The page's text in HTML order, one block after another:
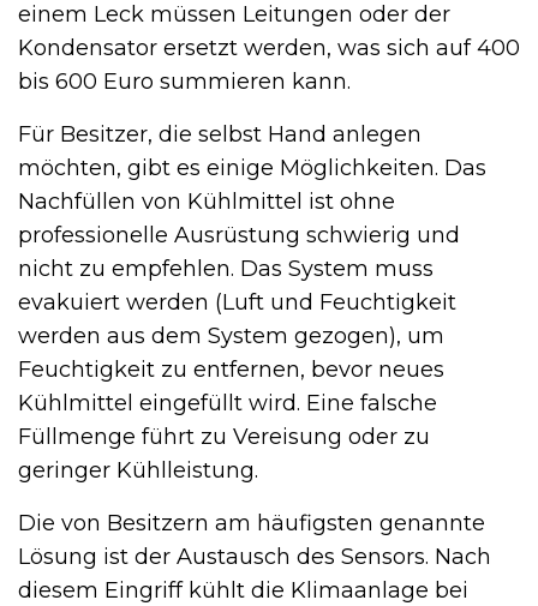
einem Leck müssen Leitungen oder der
Kondensator ersetzt werden, was sich auf 400
bis 600 Euro summieren kann.
Für Besitzer, die selbst Hand anlegen
möchten, gibt es einige Möglichkeiten. Das
Nachfüllen von Kühlmittel ist ohne
professionelle Ausrüstung schwierig und
nicht zu empfehlen. Das System muss
evakuiert werden (Luft und Feuchtigkeit
werden aus dem System gezogen), um
Feuchtigkeit zu entfernen, bevor neues
Kühlmittel eingefüllt wird. Eine falsche
Füllmenge führt zu Vereisung oder zu
geringer Kühlleistung.
Die von Besitzern am häufigsten genannte
Lösung ist der Austausch des Sensors. Nach
diesem Eingriff kühlt die Klimaanlage bei